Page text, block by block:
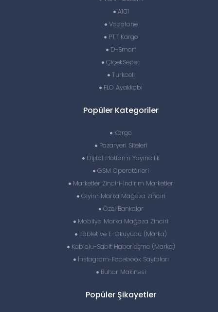
A101
Vodafone
PTT Kargo
D-Smart
ÇiçekSepeti
Turkcell
FLO Ayakkabı
Popüler Kategoriler
Kargo
Pazaryeri Siteleri
Dijital Platform Yayıncılık
GSM Operatörleri
Marketler Zinciri-İndirim Marketler
Giyim Marka Mağaza Zinciri
Özel Bankalar
Mobilya Marka Mağaza Zinciri
Tablet ve E-Okuyucu (Marka)
Kablolu-Sabit Haberleşme (Marka)
İnstagram-Facebook Sayfaları
Buhar Makinesi
Popüler Şikayetler